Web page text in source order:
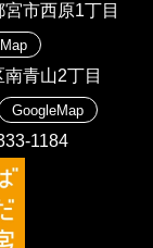
市西原1丁目
青山2丁目
GoogleMap
1184